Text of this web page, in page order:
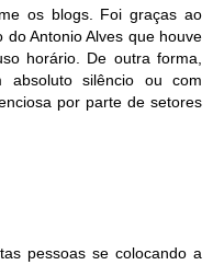
os blogs. Foi graças ao
do Antonio Alves que houve
horário. De outra forma,
absoluto silêncio ou com
por parte de setores
pessoas se colocando a